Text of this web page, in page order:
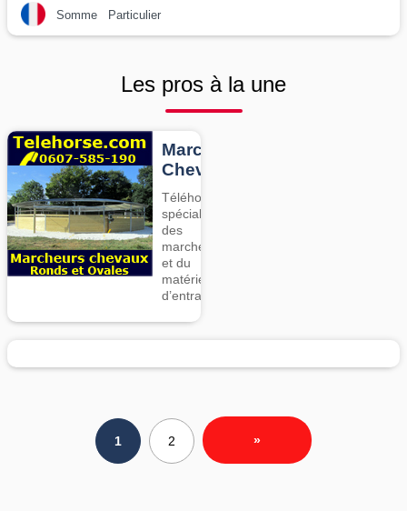
Somme Particulier
Les pros à la une
Marcheurs
Chevaux
Téléhorse,
spécialiste
des
marcheurs
et du
matériel
d’entrainement
1 2 »